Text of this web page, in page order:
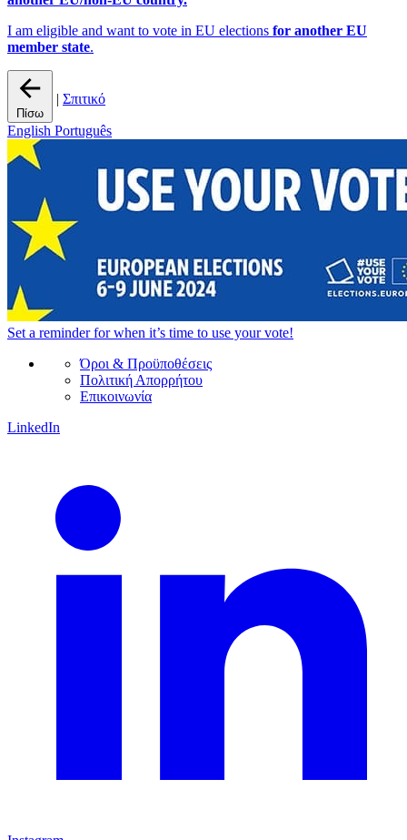
I am eligible and want to vote in EU elections for another EU
member state.
Πίσω
| Σπιτικό
English Português
Set a reminderfor when it’s time to use your vote!
Όροι & Προϋποθέσεις
Πολιτική Απορρήτου
Επικοινωνία
LinkedIn